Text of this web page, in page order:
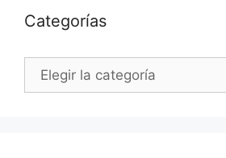
Categorías
Categorías